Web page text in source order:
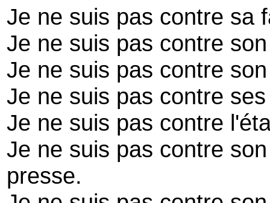
Je ne suis pas contre sa
Je ne suis pas contre
Je ne suis pas contre
Je ne suis pas contre
Je ne suis pas contre
Je ne suis pas contre
presse.